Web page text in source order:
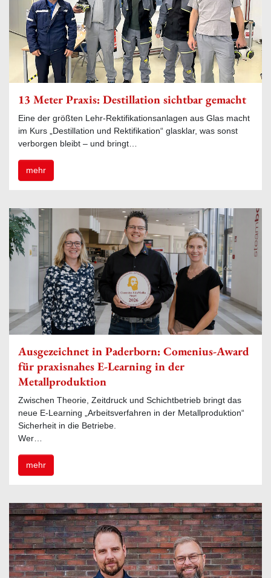
13 Meter Praxis: Destillation sichtbar gemacht
Eine der größten Lehr-Rektifikationsanlagen aus Glas macht
im Kurs „Destillation und Rektifikation“ glasklar, was sonst
verborgen bleibt – und bringt…
mehr
Ausgezeichnet in Paderborn: Comenius-Award
für praxisnahes E-Learning in der
Metallproduktion
Zwischen Theorie, Zeitdruck und Schichtbetrieb bringt das
neue E-Learning „Arbeitsverfahren in der Metallproduktion“
Sicherheit in die Betriebe.
Wer…
mehr